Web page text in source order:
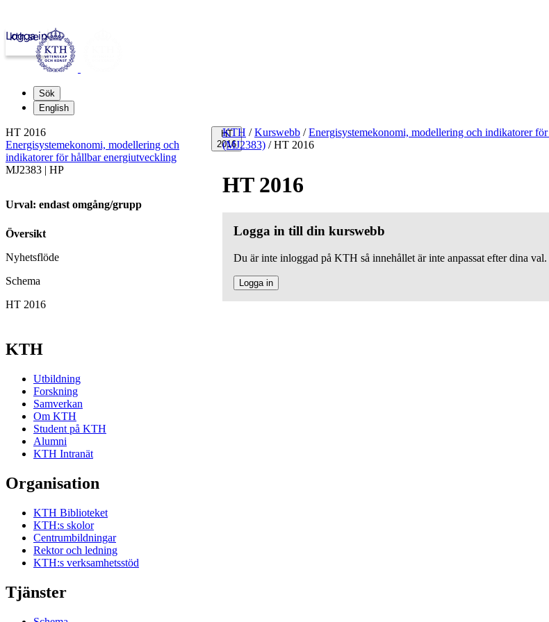
kth.se
Logga in
Sök
English
HT
2016
KTH / Kurswebb / Energisystemekonomi, modellering och indikatorer
(MJ2383) /HT 2016
HT 2016
Logga in till din kurswebb
Du är inte inloggad på KTH så innehållet är inte anpassat efter dina val.
Logga in
HT 2016
Energisystemekonomi, modellering och
indikatorer för hållbar energiutveckling
MJ2383 | HP
Urval: endast omgång/grupp
Översikt
Nyhetsflöde
Schema
HT 2016
KTH
Utbildning
Forskning
Samverkan
Om KTH
Student på KTH
Alumni
KTH Intranät
Organisation
KTH Biblioteket
KTH:s skolor
Centrumbildningar
Rektor och ledning
KTH:s verksamhetsstöd
Tjänster